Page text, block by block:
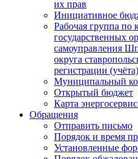
их прав
Инициативное
Рабочая группа по
государственных
самоуправления
округа
регистрации
Муниципальный
Открытый бюджет
Карта
Обращения
Отправить письмо
Порядок и время
Установленные